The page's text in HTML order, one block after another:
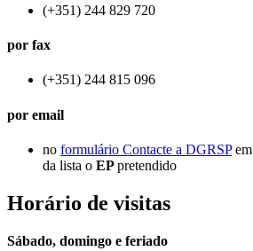
(+351) 244 829 720
por fax
(+351) 244 815 096
por email
no formulário Contacte a DGRSPem
da lista o EPpretendido
Horário de visitas
Sábado, domingo e feriado